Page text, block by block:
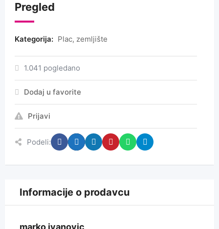
Pregled
Kategorija: Plac, zemljište
1.041 pogledano
Dodaj u favorite
Prijavi
Podeli:
Informacije o prodavcu
marko ivanovic